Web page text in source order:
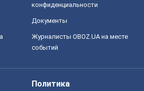
конфиденциальности
Документы
Журналисты OBOZ.UA на месте
событий
Политика